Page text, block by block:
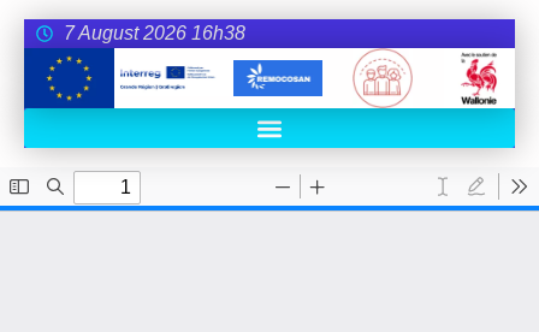
7 August 2026 16h38